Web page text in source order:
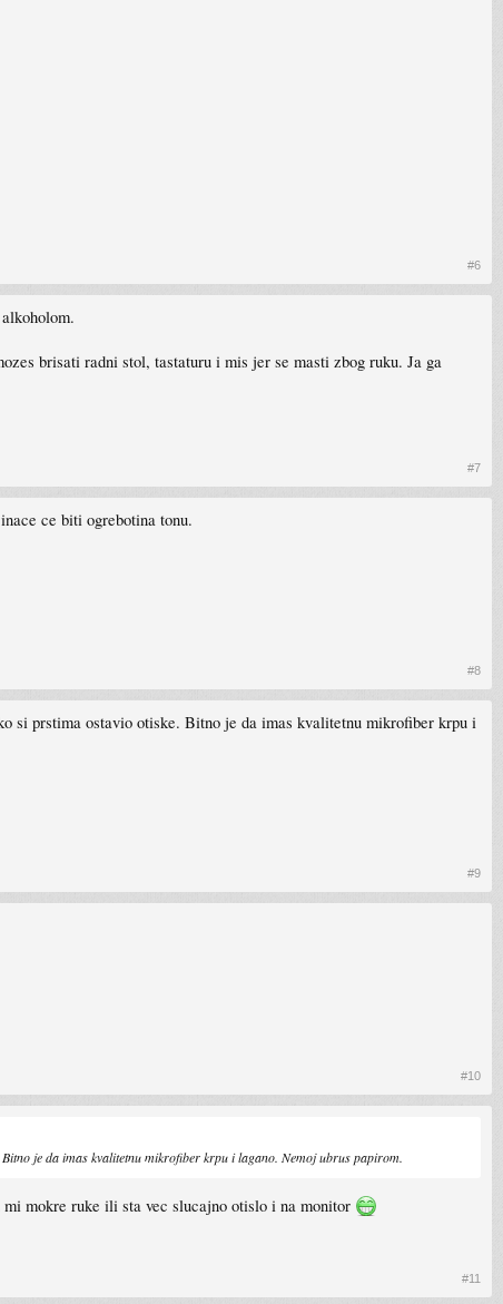
#6
brisati radni stol, tastaturu i mis jer se masti zbog ruku. Ja ga
#7
ce biti ogrebotina tonu.
#8
si prstima ostavio otiske. Bitno je da imas kvalitetnu mikrofiber krpu i
#9
#10
je da imas kvalitetnu mikrofiber krpu i lagano. Nemoj ubrus papirom.
mi mokre ruke ili sta vec slucajno otislo i na monitor
#11